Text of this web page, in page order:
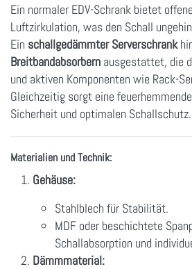
Ein normaler EDV-Schrank bietet
Luftzirkulation, was den Schall
Ein schallgedämmter Serverschrank
Breitbandabsorbern ausgestattet, die
und aktiven Komponenten wie Rack-
Gleichzeitig sorgt eine
Sicherheit und optimalen Schallschutz.
Materialien und Technik:
Gehäuse:
Stahlblech für Stabilität.
MDF oder beschichtete
Schallabsorption und
Dämmmaterial: